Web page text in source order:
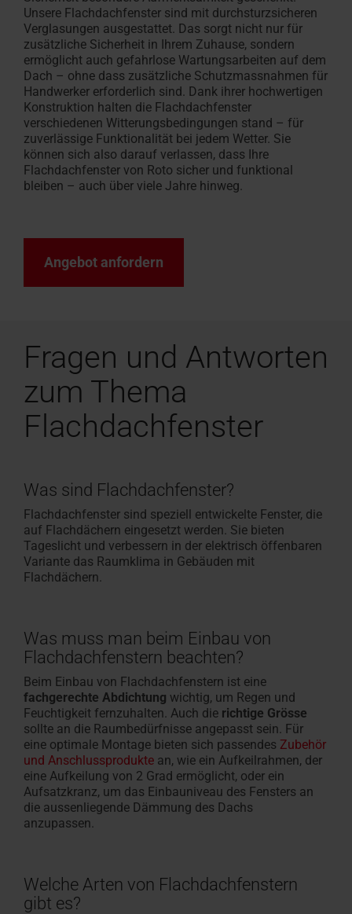
Unsere Flachdachfenster sind mit durchsturzsicheren
Verglasungen ausgestattet. Das sorgt nicht nur für
zusätzliche Sicherheit in Ihrem Zuhause, sondern
ermöglicht auch gefahrlose Wartungsarbeiten auf dem
Dach – ohne dass zusätzliche Schutzmassnahmen für
Handwerker erforderlich sind. Dank ihrer hochwertigen
Konstruktion halten die Flachdachfenster
verschiedenen Witterungsbedingungen stand – für
zuverlässige Funktionalität bei jedem Wetter. Sie
können sich also darauf verlassen, dass Ihre
Flachdachfenster von Roto sicher und funktional
bleiben – auch über viele Jahre hinweg.
Angebot anfordern
Fragen und Antworten
zum Thema
Flachdachfenster
Was sind Flachdachfenster?
Flachdachfenster sind speziell entwickelte Fenster, die
auf Flachdächern eingesetzt werden. Sie bieten
Tageslicht und verbessern in der elektrisch öffenbaren
Variante das Raumklima in Gebäuden mit
Flachdächern.
Was muss man beim Einbau von
Flachdachfenstern beachten?
Beim Einbau von Flachdachfenstern ist eine
fachgerechte Abdichtung wichtig, um Regen und
Feuchtigkeit fernzuhalten. Auch die richtige Grösse
sollte an die Raumbedürfnisse angepasst sein. Für
eine optimale Montage bieten sich passendes Zubehör
und Anschlussprodukte an, wie ein Aufkeilrahmen, der
eine Aufkeilung von 2 Grad ermöglicht, oder ein
Aufsatzkranz, um das Einbauniveau des Fensters an
die aussenliegende Dämmung des Dachs
anzupassen.
Welche Arten von Flachdachfenstern
gibt es?